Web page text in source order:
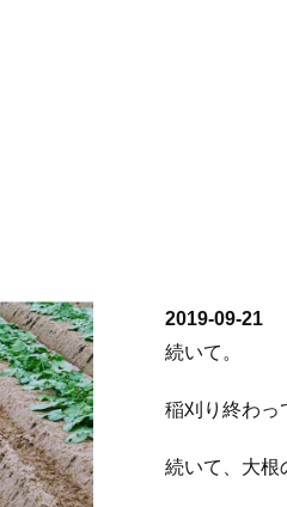
2019-09-21
続いて。
稲刈り終わっ
続いて、大根